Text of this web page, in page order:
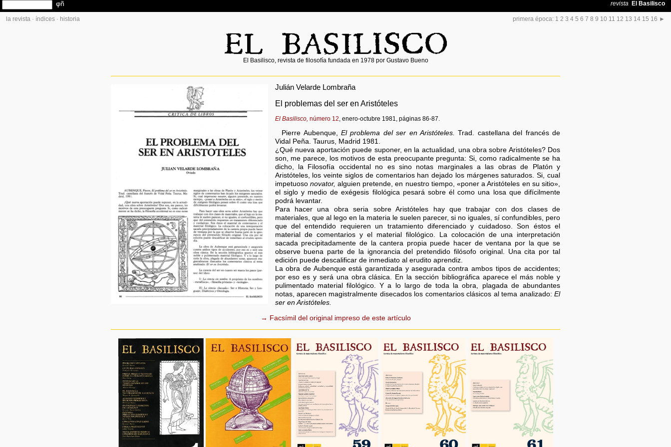
la revista · índices · historia primera época: 1 2 3 4 5 6 7 8 9 10 11 12 13 14 15 16 ►
El Basilisco, revista de filosofía fundada en 1978 por Gustavo Bueno
Julián Velarde Lombraña
El problemas del ser en Aristóteles
El Basilisco, número 12, enero-octubre 1981, páginas 86-87.
Pierre Aubenque, El problema del ser en Aristóteles. Trad. castellana del francés de
Vidal Peña. Taurus, Madrid 1981.
¿Qué nueva aportación puede suponer, en la actualidad, una obra sobre Aristóteles? Dos
son, me parece, los motivos de esta preocupante pregunta: Si, como radicalmente se ha
dicho, la Filosofía occidental no es sino notas marginales a las obras de Platón y
Aristóteles, los veinte siglos de comentarios han dejado los márgenes saturados. Si, cual
impetuoso novator, alguien pretende, en nuestro tiempo, «poner a Aristóteles en su sitio»,
el siglo y medio de exégesis filológica pesará sobre él como una losa que difícilmente
podrá levantar.
Para hacer una obra seria sobre Aristóteles hay que trabajar con dos clases de
materiales, que al lego en la materia le suelen parecer, si no iguales, sí confundibles, pero
que del entendido requieren un tratamiento diferenciado y cuidadoso. Son éstos el
material de comentarios y el material filológico. La colocación de una interpretación
sacada precipitadamente de la cantera propia puede hacer de ventana por la que se
observe buena parte de la ignorancia del pretendido filósofo original. Una cita por tal
edición puede descalificar de inmediato al erudito aprendiz.
La obra de Aubenque está garantizada y asegurada contra ambos tipos de accidentes;
por eso es y será una obra clásica. En la sección bibliográfica aparece el más noble y
pulimentado material filológico. Y a lo largo de toda la obra, plagada de abundantes
notas, aparecen magistralmente disecados los comentarios clásicos al tema analizado: El
ser en Aristóteles.
→ Facsímil del original impreso de este artículo